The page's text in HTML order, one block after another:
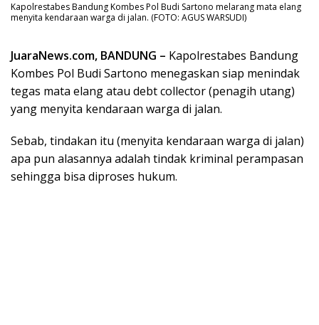
Kapolrestabes Bandung Kombes Pol Budi Sartono melarang mata elang
menyita kendaraan warga di jalan. (FOTO: AGUS WARSUDI)
JuaraNews.com, BANDUNG – Kapolrestabes Bandung
Kombes Pol Budi Sartono menegaskan siap menindak
tegas mata elang atau debt collector (penagih utang)
yang menyita kendaraan warga di jalan.
Sebab, tindakan itu (menyita kendaraan warga di jalan)
apa pun alasannya adalah tindak kriminal perampasan
sehingga bisa diproses hukum.